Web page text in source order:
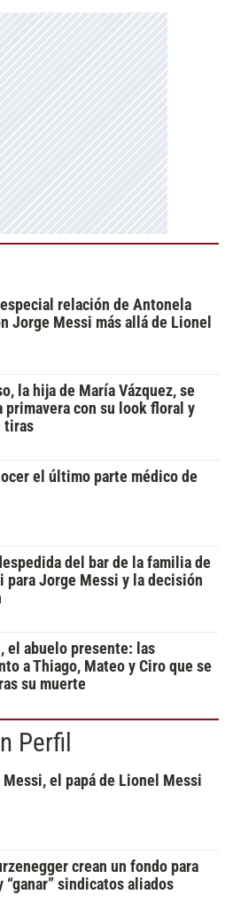
relación de Antonela
Jorge Messi más allá de Lionel
la hija de María Vázquez, se
primavera con su look floral y
tiras
el último parte médico de
del bar de la familia de
para Jorge Messi y la decisión
el abuelo presente: las
a Thiago, Mateo y Ciro que se
su muerte
Perfil
el papá de Lionel Messi
crean un fondo para
“ganar” sindicatos aliados